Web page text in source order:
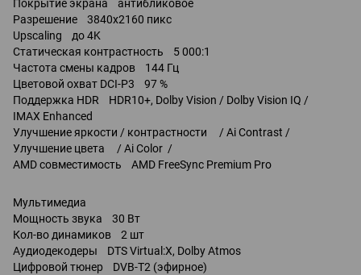
Покрытие экрана антибликовое
Разрешение 3840x2160 пикс
Upscaling до 4K
Статическая контрастность 5 000:1
Частота смены кадров 144 Гц
Цветовой охват DCI-P3 97 %
Поддержка HDR HDR10+, Dolby Vision / Dolby Vision IQ /
IMAX Enhanced
Улучшение яркости / контрастности / Ai Contrast /
Улучшение цвета / Ai Color /
AMD совместимость AMD FreeSync Premium Pro
Мультимедиа
Мощность звука 30 Вт
Кол-во динамиков 2 шт
Аудиодекодеры DTS Virtual:X, Dolby Atmos
Цифровой тюнер DVB-T2 (эфирное)